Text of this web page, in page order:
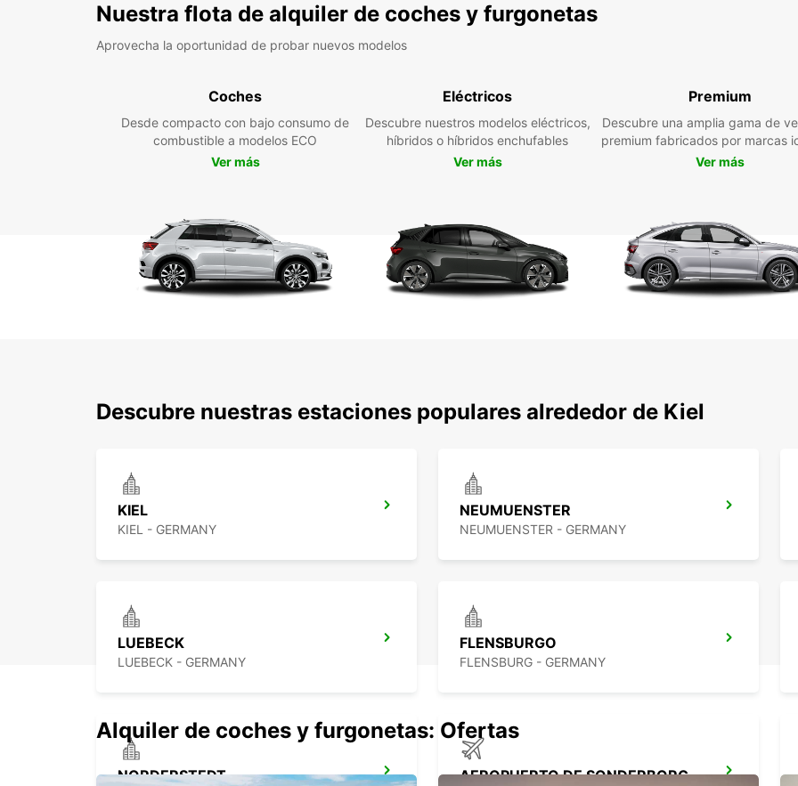
Nuestra flota de alquiler de coches y furgonetas
Aprovecha la oportunidad de probar nuevos modelos
Coches
Desde compacto con bajo consumo de
combustible a modelos ECO
Ver más
Eléctricos
Descubre nuestros modelos eléctricos,
híbridos o híbridos enchufables
Ver más
Premium
Descubre una amplia gama de
premium fabricados por marcas
Ver más
Descubre nuestras estaciones populares alrededor de Kiel
KIEL
KIEL - GERMANY
NEUMUENSTER
NEUMUENSTER - GERMANY
LUEBECK
LUEBECK - GERMANY
FLENSBURGO
FLENSBURG - GERMANY
NORDERSTEDT AEROPUERTO DE SONDERBORG
Alquiler de coches y furgonetas: Ofertas